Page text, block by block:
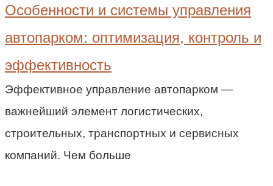
Особенности и системы управления
автопарком: оптимизация, контроль и
эффективность
Эффективное управление автопарком —
важнейший элемент логистических,
строительных, транспортных и сервисных
компаний. Чем больше